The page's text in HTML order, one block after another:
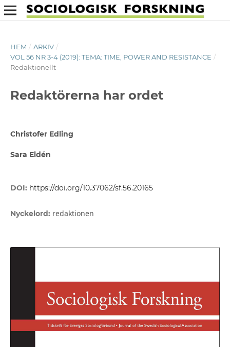
HEM / ARKIV /
VOL 56 NR 3-4 (2019): TEMA: TIME, POWER AND RESISTANCE /
Redaktionellt
Redaktörerna har ordet
Christofer Edling
Sara Eldén
DOI: https://doi.org/10.37062/sf.56.20165
Nyckelord: redaktionen